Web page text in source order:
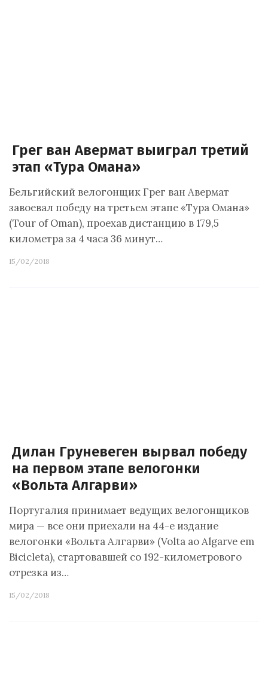
Грег ван Авермат выиграл третий
этап «Тура Омана»
Бельгийский велогонщик Грег ван Авермат
завоевал победу на третьем этапе «Тура Омана»
(Tour of Oman), проехав дистанцию в 179,5
километра за 4 часа 36 минут…
15/02/2018
Дилан Груневеген вырвал победу
на первом этапе велогонки
«Вольта Алгарви»
Португалия принимает ведущих велогонщиков
мира — все они приехали на 44-е издание
велогонки «Вольта Алгарви» (Volta ao Algarve em
Bicicleta), стартовавшей со 192-километрового
отрезка из…
15/02/2018